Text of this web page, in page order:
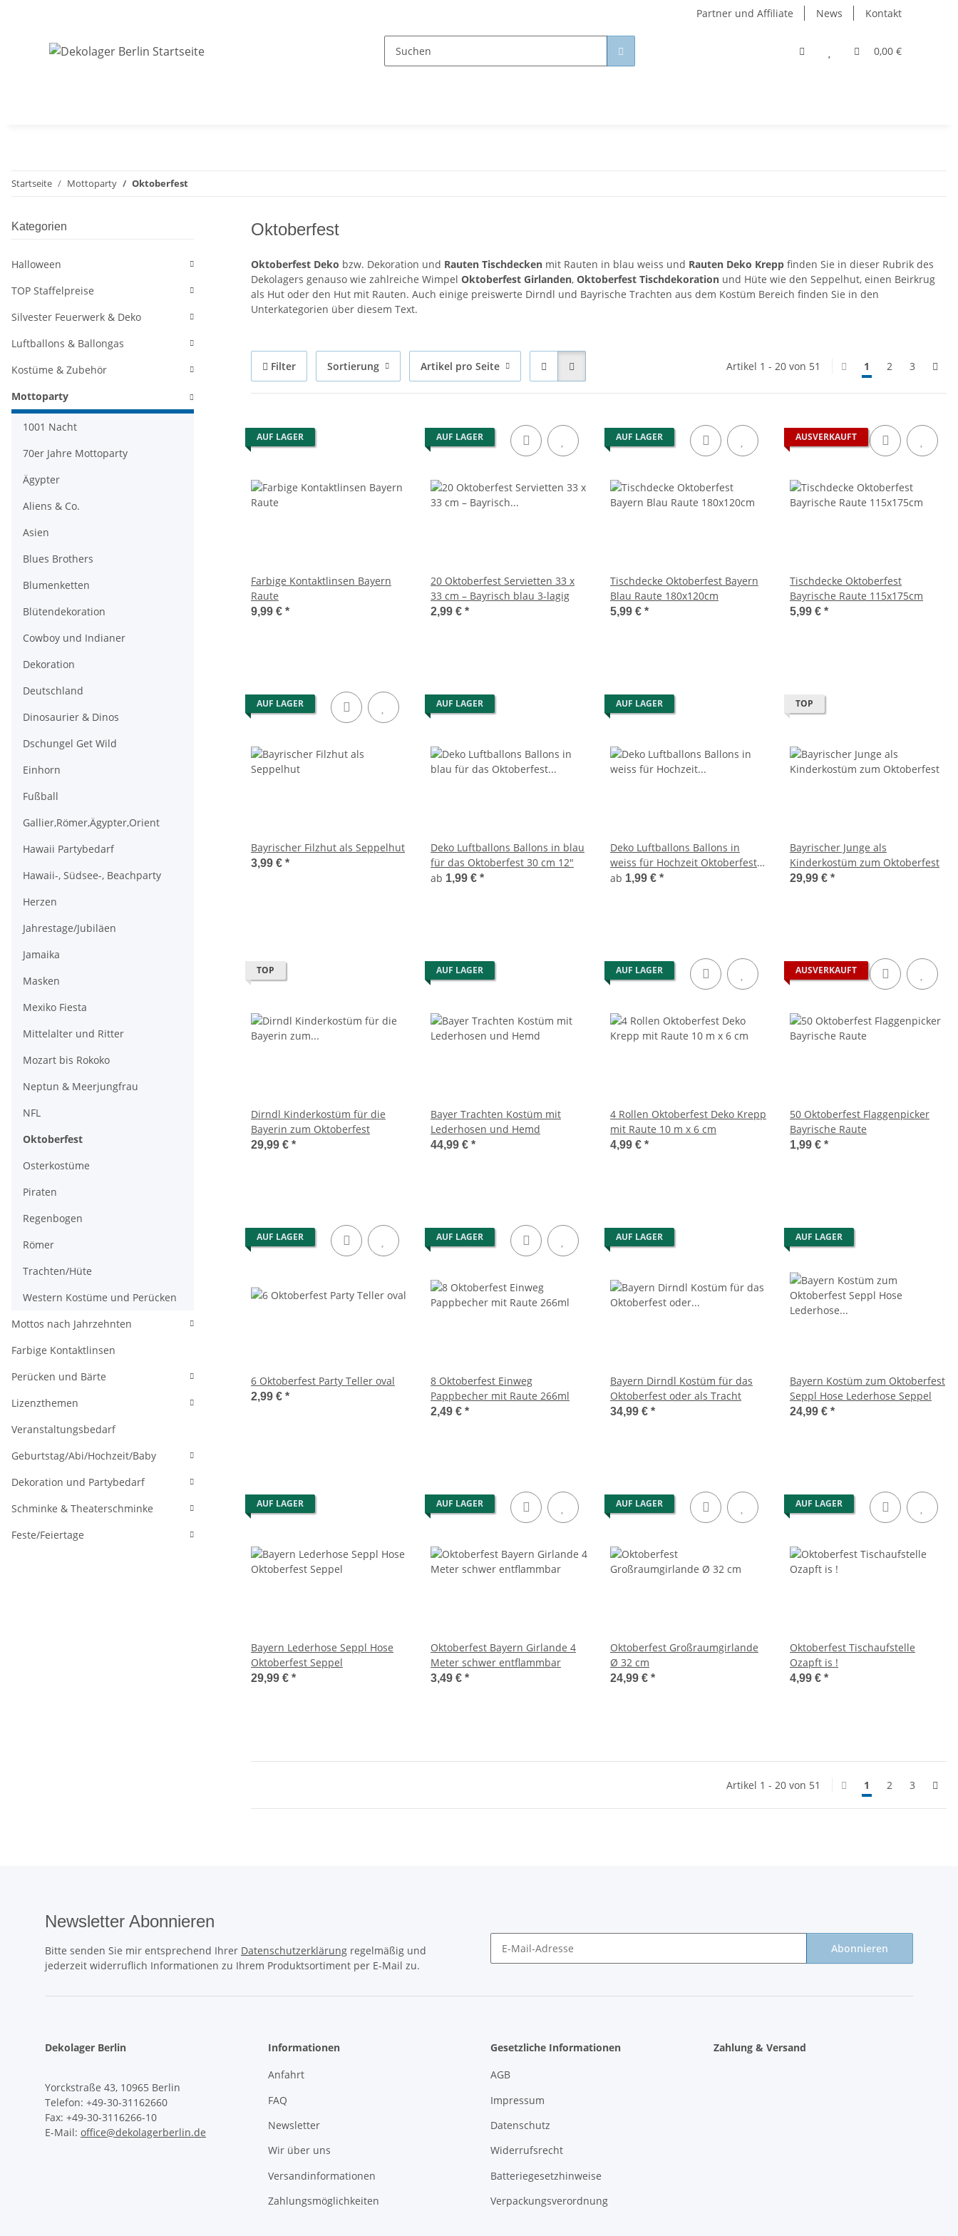
Partner und Affiliate News Kontakt
0,00 €
Startseite Mottoparty Oktoberfest
Oktoberfest
Oktoberfest Deko bzw. Dekoration und Rauten Tischdecken mit Rauten in blau weiss und Rauten Deko Krepp finden Sie in dieser Rubrik des
Dekolagers genauso wie zahlreiche Wimpel Oktoberfest Girlanden, Oktoberfest Tischdekoration und Hüte wie den Seppelhut, einen Beirkrug
als Hut oder den Hut mit Rauten. Auch einige preiswerte Dirndl und Bayrische Trachten aus dem Kostüm Bereich finden Sie in den
Unterkategorien über diesem Text.
Filter Sortierung Artikel pro Seite Artikel 1 - 20 von 51 1 2 3
AUF LAGER
Farbige Kontaktlinsen Bayern
Raute
9,99 € *
AUF LAGER
20 Oktoberfest Servietten 33 x
33 cm – Bayrisch blau 3-lagig
2,99 € *
AUF LAGER
Tischdecke Oktoberfest Bayern
Blau Raute 180x120cm
5,99 € *
AUSVERKAUFT
Tischdecke Oktoberfest
Bayrische Raute 115x175cm
5,99 € *
AUF LAGER
Bayrischer Filzhut als Seppelhut
3,99 € *
AUF LAGER
Deko Luftballons Ballons in blau
für das Oktoberfest 30 cm 12"
ab 1,99 € *
AUF LAGER
Deko Luftballons Ballons in
weiss für Hochzeit Oktoberfest
30 cm 12"
ab 1,99 € *
TOP
Bayrischer Junge als
Kinderkostüm zum Oktoberfest
29,99 € *
TOP
Dirndl Kinderkostüm für die
Bayerin zum Oktoberfest
29,99 € *
AUF LAGER
Bayer Trachten Kostüm mit
Lederhosen und Hemd
44,99 € *
AUF LAGER
4 Rollen Oktoberfest Deko Krepp
mit Raute 10 m x 6 cm
4,99 € *
AUSVERKAUFT
50 Oktoberfest Flaggenpicker
Bayrische Raute
1,99 € *
AUF LAGER
6 Oktoberfest Party Teller oval
2,99 € *
AUF LAGER
8 Oktoberfest Einweg
Pappbecher mit Raute 266ml
2,49 € *
AUF LAGER
Bayern Dirndl Kostüm für das
Oktoberfest oder als Tracht
34,99 € *
AUF LAGER
Bayern Kostüm zum Oktoberfest
Seppl Hose Lederhose Seppel
24,99 € *
AUF LAGER
Bayern Lederhose Seppl Hose
Oktoberfest Seppel
29,99 € *
AUF LAGER
Oktoberfest Bayern Girlande 4
Meter schwer entflammbar
3,49 € *
AUF LAGER
Oktoberfest Großraumgirlande
Ø 32 cm
24,99 € *
AUF LAGER
Oktoberfest Tischaufstelle
Ozapft is !
4,99 € *
Artikel 1 - 20 von 51 1 2 3
Kategorien
Halloween
TOP Staffelpreise
Silvester Feuerwerk & Deko
Luftballons & Ballongas
Kostüme & Zubehör
Mottoparty
1001 Nacht
70er Jahre Mottoparty
Ägypter
Aliens & Co.
Asien
Blues Brothers
Blumenketten
Blütendekoration
Cowboy und Indianer
Dekoration
Deutschland
Dinosaurier & Dinos
Dschungel Get Wild
Einhorn
Fußball
Gallier,Römer,Ägypter,Orient
Hawaii Partybedarf
Hawaii-, Südsee-, Beachparty
Herzen
Jahrestage/Jubiläen
Jamaika
Masken
Mexiko Fiesta
Mittelalter und Ritter
Mozart bis Rokoko
Neptun & Meerjungfrau
NFL
Oktoberfest
Osterkostüme
Piraten
Regenbogen
Römer
Trachten/Hüte
Western Kostüme und Perücken
Mottos nach Jahrzehnten
Farbige Kontaktlinsen
Perücken und Bärte
Lizenzthemen
Veranstaltungsbedarf
Geburtstag/Abi/Hochzeit/Baby
Dekoration und Partybedarf
Schminke & Theaterschminke
Feste/Feiertage
Newsletter Abonnieren
Bitte senden Sie mir entsprechend Ihrer Datenschutzerklärung regelmäßig und
jederzeit widerruflich Informationen zu Ihrem Produktsortiment per E-Mail zu.
Abonnieren
Dekolager Berlin
Yorckstraße 43, 10965 Berlin
Telefon: +49-30-31162660
Fax: +49-30-3116266-10
E-Mail: office@dekolagerberlin.de
Informationen
Anfahrt
FAQ
Newsletter
Wir über uns
Versandinformationen
Zahlungsmöglichkeiten
Gesetzliche Informationen
AGB
Impressum
Datenschutz
Widerrufsrecht
Batteriegesetzhinweise
Verpackungsverordnung
Zahlung & Versand